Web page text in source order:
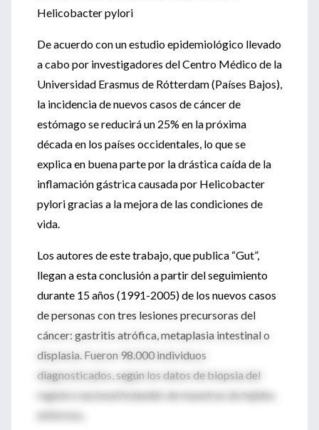
Helicobacter pylori
De acuerdo con un estudio epidemiológico llevado
a cabo por investigadores del Centro Médico de la
Universidad Erasmus de Rótterdam (Países Bajos),
la incidencia de nuevos casos de cáncer de
estómago se reducirá un 25% en la próxima
década en los países occidentales, lo que se
explica en buena parte por la drástica caída de la
inflamación gástrica causada por Helicobacter
pylori gracias a la mejora de las condiciones de
vida.
Los autores de este trabajo, que publica “Gut”,
llegan a esta conclusión a partir del seguimiento
durante 15 años (1991-2005) de los nuevos casos
de personas con tres lesiones precursoras del
cáncer: gastritis atrófica, metaplasia intestinal o
displasia. Fueron 98.000 individuos
diagnosticados, según los datos de biopsia del
registro nacional holandés de muestras de tejidos
enfermos.